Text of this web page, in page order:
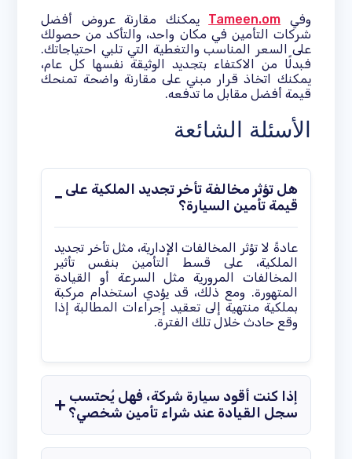
وفي Tameen.om يمكنك مقارنة عروض أفضل
شركات التأمين في مكان واحد، والتأكد من حصولك
على السعر المناسب والتغطية التي تلبي احتياجاتك.
فبدلًا من الاكتفاء بتجديد الوثيقة نفسها كل عام،
يمكنك اتخاذ قرار مبني على مقارنة واضحة تمنحك
قيمة أفضل مقابل ما تدفعه.
الأسئلة الشائعة
هل تؤثر مخالفة تأخر تجديد الملكية على
قيمة تأمين السيارة؟
عادةً لا تؤثر المخالفات الإدارية، مثل تأخر تجديد
الملكية، على قسط التأمين بنفس تأثير
المخالفات المرورية مثل السرعة أو القيادة
المتهورة. ومع ذلك، قد يؤدي استخدام مركبة
بملكية منتهية إلى تعقيد إجراءات المطالبة إذا
وقع حادث خلال تلك الفترة.
إذا كنت أقود سيارة شركة، فهل يُحتسب
سجل القيادة عند شراء تأمين شخصي؟